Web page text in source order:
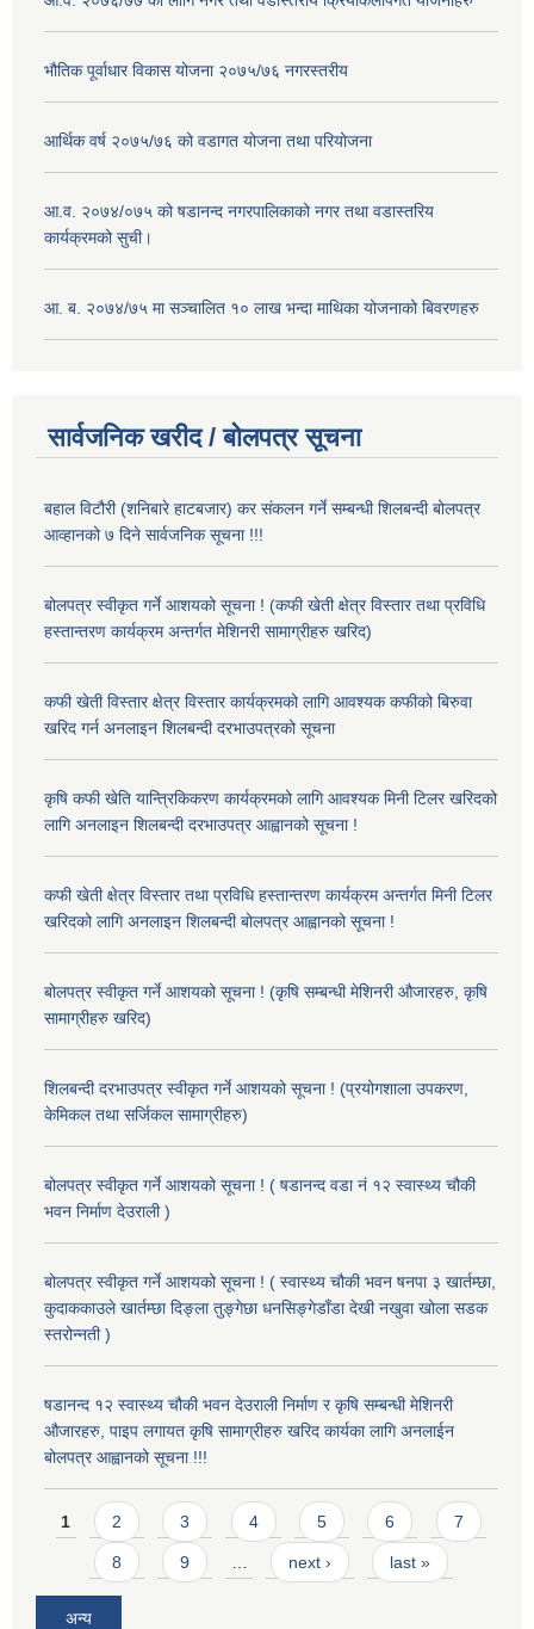
भौतिक पूर्वाधार विकास योजना २०७५/७६ नगरस्तरीय
आर्थिक वर्ष २०७५/७६ को वडागत योजना तथा परियोजना
आ.व. २०७४/०७५ को षडानन्द नगरपालिकाको नगर तथा वडास्तरिय
कार्यक्रमको सुची।
आ. ब. २०७४/७५ मा सञ्चालित १० लाख भन्दा माथिका योजनाको बिवरणहरु
सार्वजनिक खरीद / बोलपत्र सूचना
बहाल विटौरी (शनिबारे हाटबजार) कर संकलन गर्ने सम्बन्धी शिलबन्दी बोलपत्र
आव्हानको ७ दिने सार्वजनिक सूचना !!!
बोलपत्र स्वीकृत गर्ने आशयको सूचना ! (कफी खेती क्षेत्र विस्तार तथा प्रविधि
हस्तान्तरण कार्यक्रम अन्तर्गत मेशिनरी सामाग्रीहरु खरिद)
कफी खेती विस्तार क्षेत्र विस्तार कार्यक्रमको लागि आवश्यक कफीको बिरुवा
खरिद गर्न अनलाइन शिलबन्दी दरभाउपत्रको सूचना
कृषि कफी खेति यान्त्रिकिकरण कार्यक्रमको लागि आवश्यक मिनी टिलर खरिदको
लागि अनलाइन शिलबन्दी दरभाउपत्र आह्वानको सूचना !
कफी खेती क्षेत्र विस्तार तथा प्रविधि हस्तान्तरण कार्यक्रम अन्तर्गत मिनी टिलर
खरिदको लागि अनलाइन शिलबन्दी बोलपत्र आह्वानको सूचना !
बोलपत्र स्वीकृत गर्ने आशयको सूचना ! (कृषि सम्बन्धी मेशिनरी औजारहरु, कृषि
सामाग्रीहरु खरिद)
शिलबन्दी दरभाउपत्र स्वीकृत गर्ने आशयको सूचना ! (प्रयोगशाला उपकरण,
केमिकल तथा सर्जिकल सामाग्रीहरु)
बोलपत्र स्वीकृत गर्ने आशयको सूचना ! ( षडानन्द वडा नं १२ स्वास्थ्य चौकी
भवन निर्माण देउराली )
बोलपत्र स्वीकृत गर्ने आशयको सूचना ! ( स्वास्थ्य चौकी भवन षनपा ३ खार्तम्छा,
कुदाककाउले खार्तम्छा दिङ्ला तुङ्गेछा धनसिङ्गेडाँडा देखी नखुवा खोला सडक
स्तरोन्नती )
षडानन्द १२ स्वास्थ्य चौकी भवन देउराली निर्माण र कृषि सम्बन्धी मेशिनरी
औजारहरु, पाइप लगायत कृषि सामाग्रीहरु खरिद कार्यका लागि अनलाईन
बोलपत्र आह्वानको सूचना !!!
Pages
1 2 3 4 5 6 7
8 9 … next › last »
अन्य